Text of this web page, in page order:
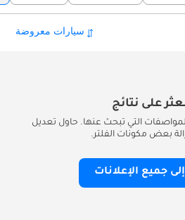
على نتائج
التي تبحث عنها. حاول تعديل
بعض مكونات الفلتر.
جميع الإعلانات